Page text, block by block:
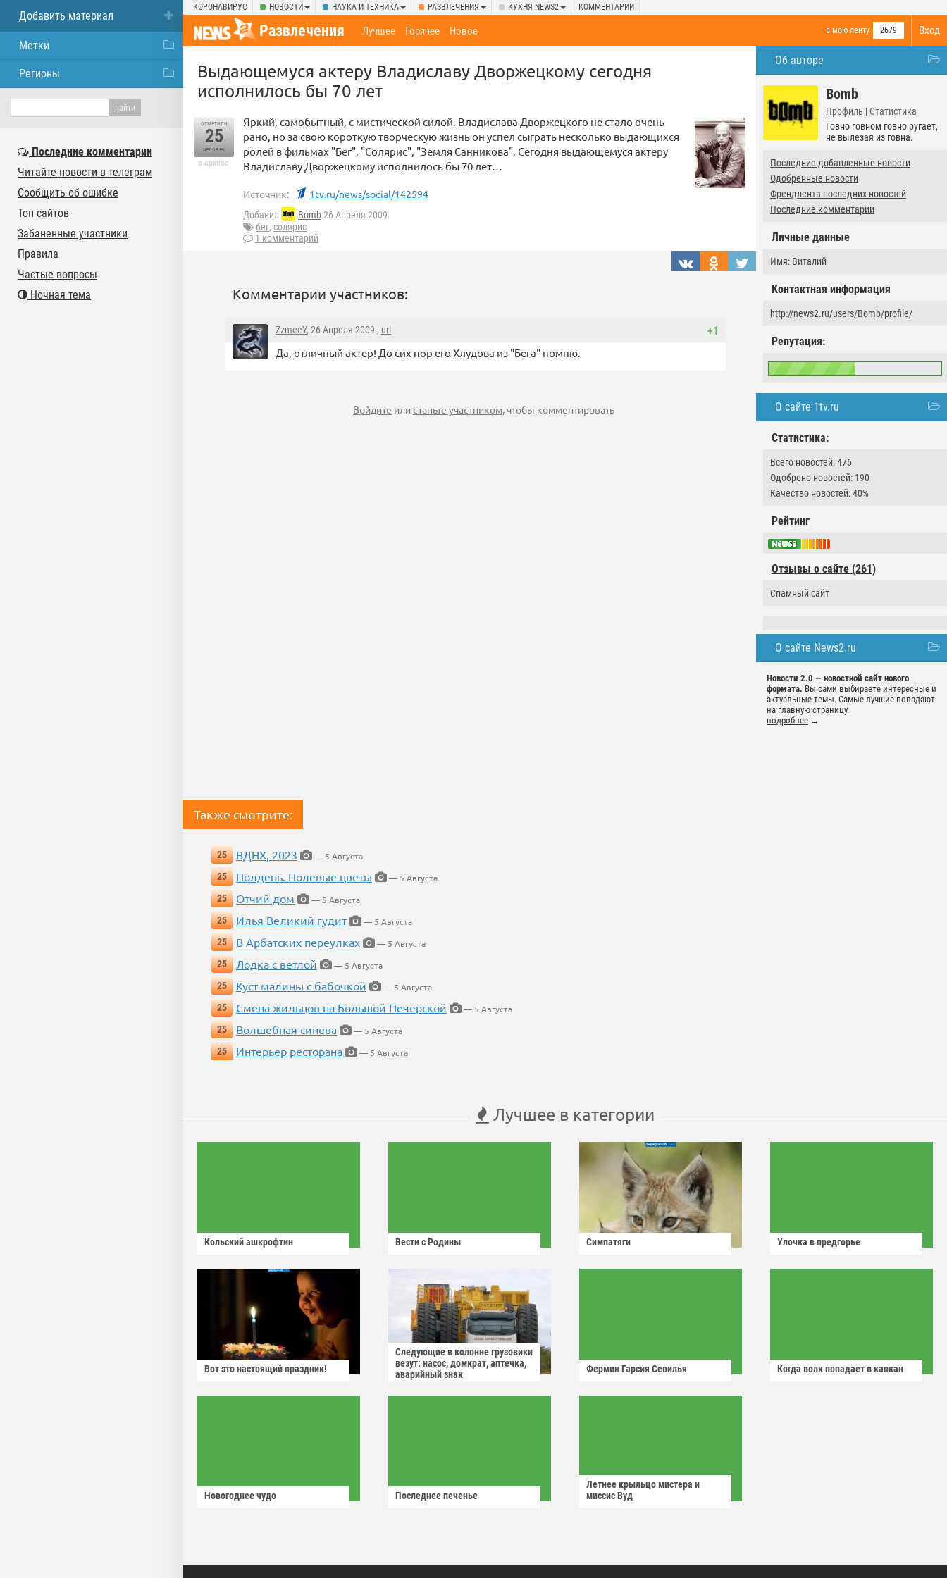
КОРОНАВИРУС НОВОСТИ НАУКА И ТЕХНИКА РАЗВЛЕЧЕНИЯ КУХНЯ NEWS2 КОММЕНТАРИИ
Вход
Развлечения в мою ленту 2679
Лучшее Горячее Новое
Об авторе
Bomb
Профиль | Статистика
Говно говном говно ругает,
не вылезая из говна.
Последние добавленные новости
Одобренные новости
Френдлента последних новостей
Последние комментарии
Личные данные
Имя: Виталий
Контактная информация
http://news2.ru/users/Bomb/profile/
Репутация:
О сайте 1tv.ru
Статистика:
Всего новостей: 476
Одобрено новостей: 190
Качество новостей: 40%
Рейтинг
Отзывы о сайте (261)
Спамный сайт
О сайте News2.ru
Новости 2.0 — новостной сайт нового
формата. Вы сами выбираете интересные и
актуальные темы. Самые лучшие попадают
на главную страницу.
подробнее →
Выдающемуся актеру Владиславу Дворжецкому сегодня
исполнилось бы 70 лет
отметили
25
человек
в архиве
Яркий, самобытный, с мистической силой. Владислава Дворжецкого не стало очень
рано, но за свою короткую творческую жизнь он успел сыграть несколько выдающихся
ролей в фильмах "Бег", "Солярис", "Земля Санникова". Сегодня выдающемуся актеру
Владиславу Дворжецкому исполнилось бы 70 лет…
Источник: 1tv.ru/news/social/142594
Добавил Bomb26 Апреля 2009
бег, солярис
1 комментарий
Комментарии участников:
+1
ZzmeeY, 26 Апреля 2009 , url
Да, отличный актер! До сих пор его Хлудова из "Бега" помню.
Войдите илистаньте участником, чтобы комментировать
Также смотрите:
25 ВДНХ, 2023
— 5 Августа
25
Полдень. Полевые цветы
— 5 Августа
25
Отчий дом
— 5 Августа
25
Илья Великий гудит
— 5 Августа
25
В Арбатских переулках
— 5 Августа
25
Лодка с ветлой
— 5 Августа
25
Куст малины с бабочкой
— 5 Августа
25
Смена жильцов на Большой Печерской
— 5 Августа
25
Волшебная синева
— 5 Августа
25
Интерьер ресторана — 5 Августа
Лучшее в категории
Кольский ашкрофтин Вести с Родины Симпатяги Улочка в предгорье
Вот это настоящий праздник!
Следующие в колонне грузовики
везут: насос, домкрат, аптечка,
аварийный знак
Фермин Гарсия Севилья Когда волк попадает в капкан
Новогоднее чудо Последнее печенье
Летнее крыльцо мистера и
миссис Вуд
Добавить материал
Метки
Регионы
Последние комментарии
Читайте новости в телеграм
Сообщить об ошибке
Топ сайтов
Забаненные участники
Правила
Частые вопросы
Ночная тема